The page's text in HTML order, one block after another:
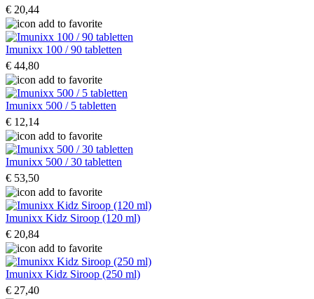
€ 20,44
Imunixx 100 / 90 tabletten
€ 44,80
Imunixx 500 / 5 tabletten
€ 12,14
Imunixx 500 / 30 tabletten
€ 53,50
Imunixx Kidz Siroop (120 ml)
€ 20,84
Imunixx Kidz Siroop (250 ml)
€ 27,40